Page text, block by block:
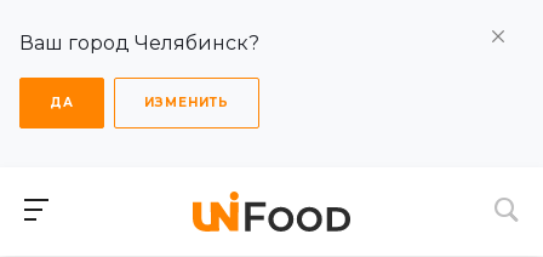
Ваш город Челябинск?
ДА ИЗМЕНИТЬ